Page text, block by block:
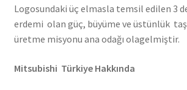
Logosundaki üç elmasla temsil edilen 3
erdemi olan güç, büyüme ve üstünlük
üretme misyonu ana odağı olagelmiştir.
Mitsubishi Türkiye Hakkında